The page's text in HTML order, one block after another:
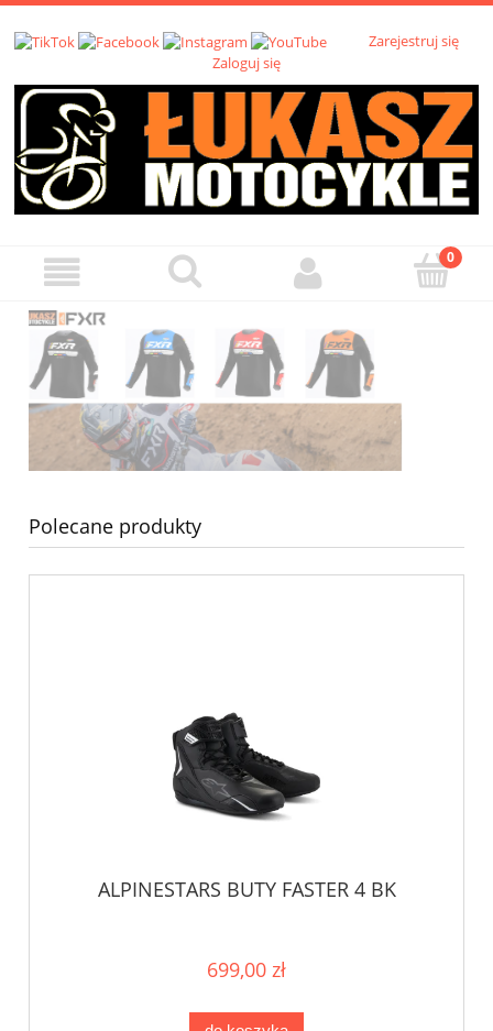
Zarejestruj się
Zaloguj się
Polecane produkty
ALPINESTARS BUTY FASTER 4 BK
699,00 zł